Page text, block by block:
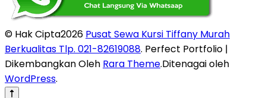
© Hak Cipta2026 Pusat Sewa Kursi Tiffany Murah
Berkualitas Tlp. 021-82619088. Perfect Portfolio |
Dikembangkan Oleh Rara Theme.Ditenagai oleh
WordPress.